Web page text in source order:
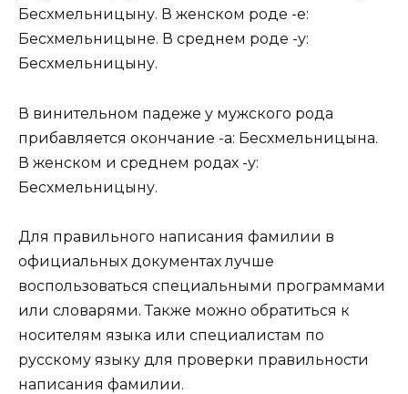
Бесхмельницыну. В женском роде -е:
Бесхмельницыне. В среднем роде -у:
Бесхмельницыну.
В винительном падеже у мужского рода
прибавляется окончание -а: Бесхмельницына.
В женском и среднем родах -у:
Бесхмельницыну.
Для правильного написания фамилии в
официальных документах лучше
воспользоваться специальными программами
или словарями. Также можно обратиться к
носителям языка или специалистам по
русскому языку для проверки правильности
написания фамилии.